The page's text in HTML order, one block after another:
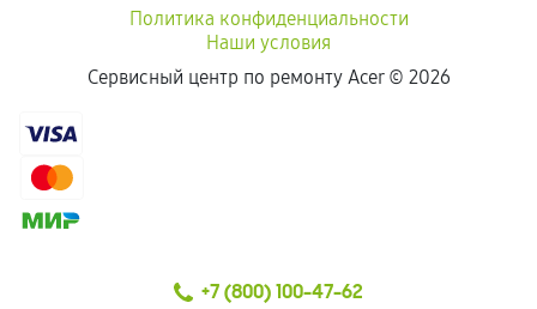
Политика конфиденциальности
Наши условия
Сервисный центр по ремонту Acer © 2026
+7 (800) 100-47-62